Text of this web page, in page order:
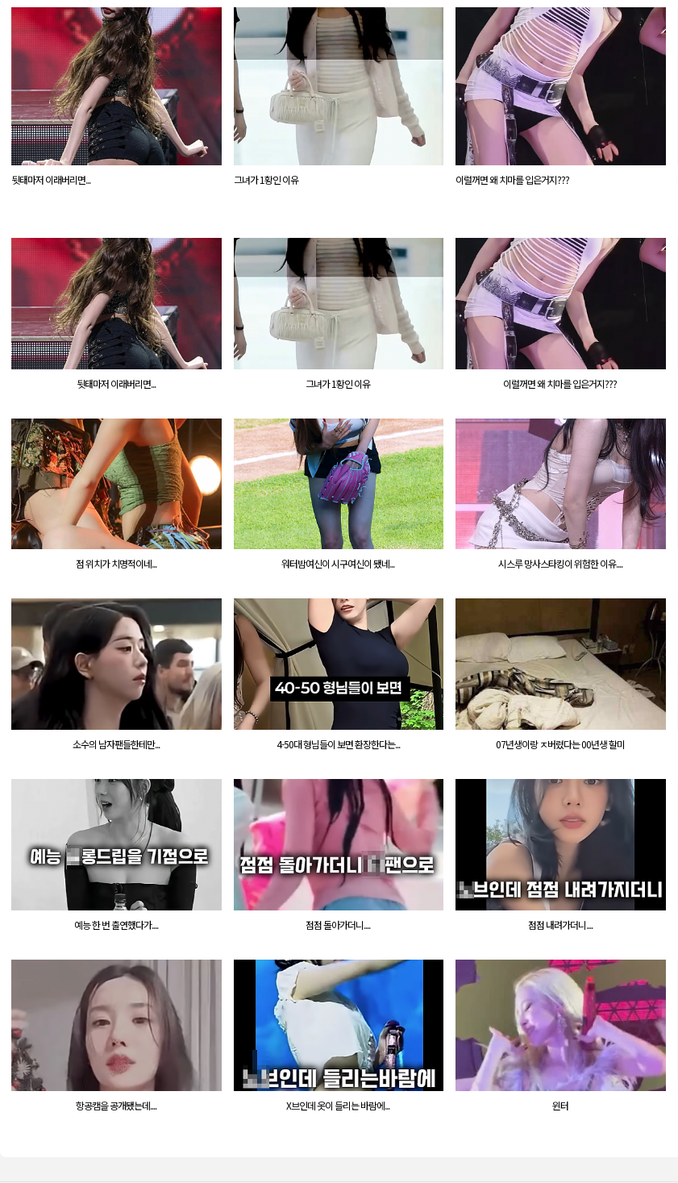
뒷태마저 이래버리면... 그녀가 1황인 이유 이럴꺼면 왜 치마를 입은거지???
뒷태마저 이래버리면... 그녀가 1황인 이유 이럴꺼면 왜 치마를 입은거지???
점 위치가 치명적이네... 워터밤여신이 시구여신이 됐네... 시스루 망사스타킹이 위험한 이유....
소수의 남자팬들한테만... 4-50대 형님들이 보면 환장한다는... 07년생이랑 ㅈ버렸다는 00년생 할미
예능 한 번 출연했다가.... 점점 돌아가더니.... 점점 내려가더니....
항공캠을 공개됐는데.... X브인데 옷이 들리는 바람에... 윈터